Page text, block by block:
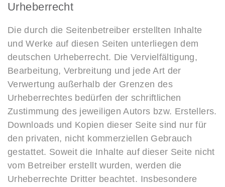
Urheberrecht
Die durch die Seitenbetreiber erstellten Inhalte
und Werke auf diesen Seiten unterliegen dem
deutschen Urheberrecht. Die Vervielfältigung,
Bearbeitung, Verbreitung und jede Art der
Verwertung außerhalb der Grenzen des
Urheberrechtes bedürfen der schriftlichen
Zustimmung des jeweiligen Autors bzw. Erstellers.
Downloads und Kopien dieser Seite sind nur für
den privaten, nicht kommerziellen Gebrauch
gestattet. Soweit die Inhalte auf dieser Seite nicht
vom Betreiber erstellt wurden, werden die
Urheberrechte Dritter beachtet. Insbesondere